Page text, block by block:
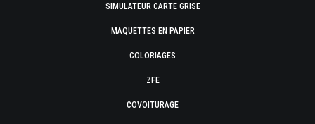
SIMULATEUR CARTE GRISE
MAQUETTES EN PAPIER
COLORIAGES
ZFE
COVOITURAGE